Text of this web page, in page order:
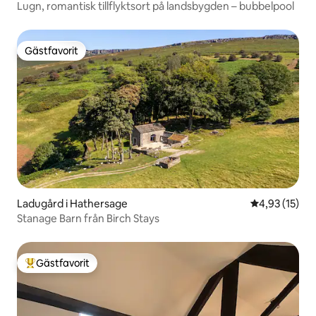
Lugn, romantisk tillflyktsort på landsbygden – bubbelpool
Gästfavorit
Gästfavorit
Ladugård i Hathersage 4,93 av 5 i
4,93 (15)
Stanage Barn från Birch Stays
Populär gästfavorit
Gästfavorit